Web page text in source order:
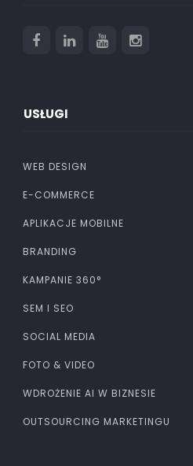
USŁUGI
WEB DESIGN
E-COMMERCE
APLIKACJE MOBILNE
BRANDING
KAMPANIE 360°
SEM I SEO
SOCIAL MEDIA
FOTO & VIDEO
WDROŻENIE AI W BIZNESIE
OUTSOURCING MARKETINGU